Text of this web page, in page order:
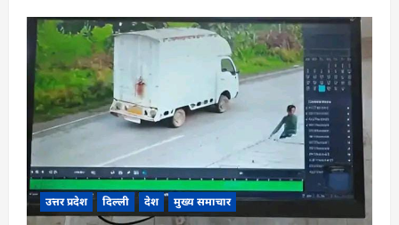
उत्तर प्रदेश दिल्ली देश मुख्य समाचार